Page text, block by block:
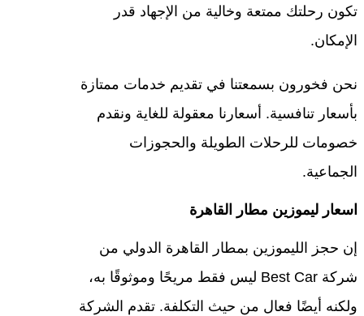
تكون رحلتك ممتعة وخالية من الإجهاد قدر
الإمكان.
نحن فخورون بسمعتنا في تقديم خدمات ممتازة
بأسعار تنافسية. أسعارنا معقولة للغاية ونقدم
خصومات للرحلات الطويلة والحجوزات
الجماعية.
اسعار ليموزين مطار القاهرة
إن حجز الليموزين بمطار القاهرة الدولي من
شركة Best Car ليس فقط مريحًا وموثوقًا به،
ولكنه أيضًا فعال من حيث التكلفة. تقدم الشركة